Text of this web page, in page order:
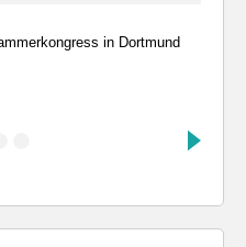
in Dortmund